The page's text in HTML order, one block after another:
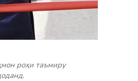
роҳи таъмиру